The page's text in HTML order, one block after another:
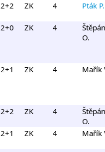
2+2 ZK 4 Pták P.
2+0 ZK 4
O.
2+1 ZK 4 Mařík
2+2 ZK 4
O.
2+1 ZK 4 Mařík